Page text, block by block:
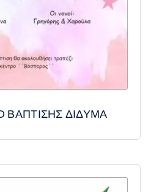
ΒΑΠΤΙΣΗΣ ΔΙΔΥΜΑ